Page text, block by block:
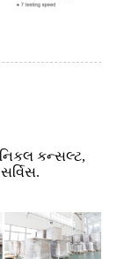
કન્સલ્ટ,